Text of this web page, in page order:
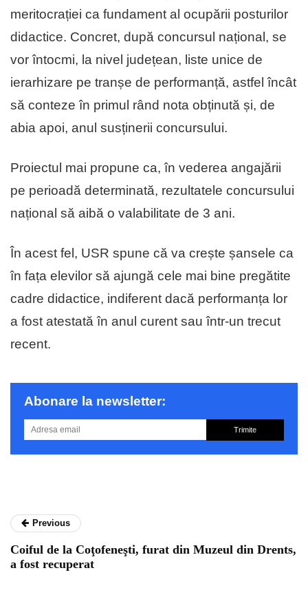
meritocrației ca fundament al ocupării posturilor
didactice. Concret, după concursul național, se
vor întocmi, la nivel județean, liste unice de
ierarhizare pe tranșe de performanță, astfel încât
să conteze în primul rând nota obținută și, de
abia apoi, anul susținerii concursului.
Proiectul mai propune ca, în vederea angajării
pe perioadă determinată, rezultatele concursului
național să aibă o valabilitate de 3 ani.
În acest fel, USR spune că va crește șansele ca
în fața elevilor să ajungă cele mai bine pregătite
cadre didactice, indiferent dacă performanța lor
a fost atestată în anul curent sau într-un trecut
recent.
Abonare la newsletter:
Trimite
Previous
Coiful de la Coţofeneşti, furat din Muzeul din Drents,
a fost recuperat